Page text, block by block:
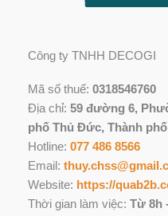
Công ty TNHH DECOGI
Mã số thuế: 0318546760
Địa chỉ: 59 đường 6,
phố Thủ Đức, Thành
Hotline: 077 486 8566
Email:
Website: https://
Thời gian làm việc: Từ 8h